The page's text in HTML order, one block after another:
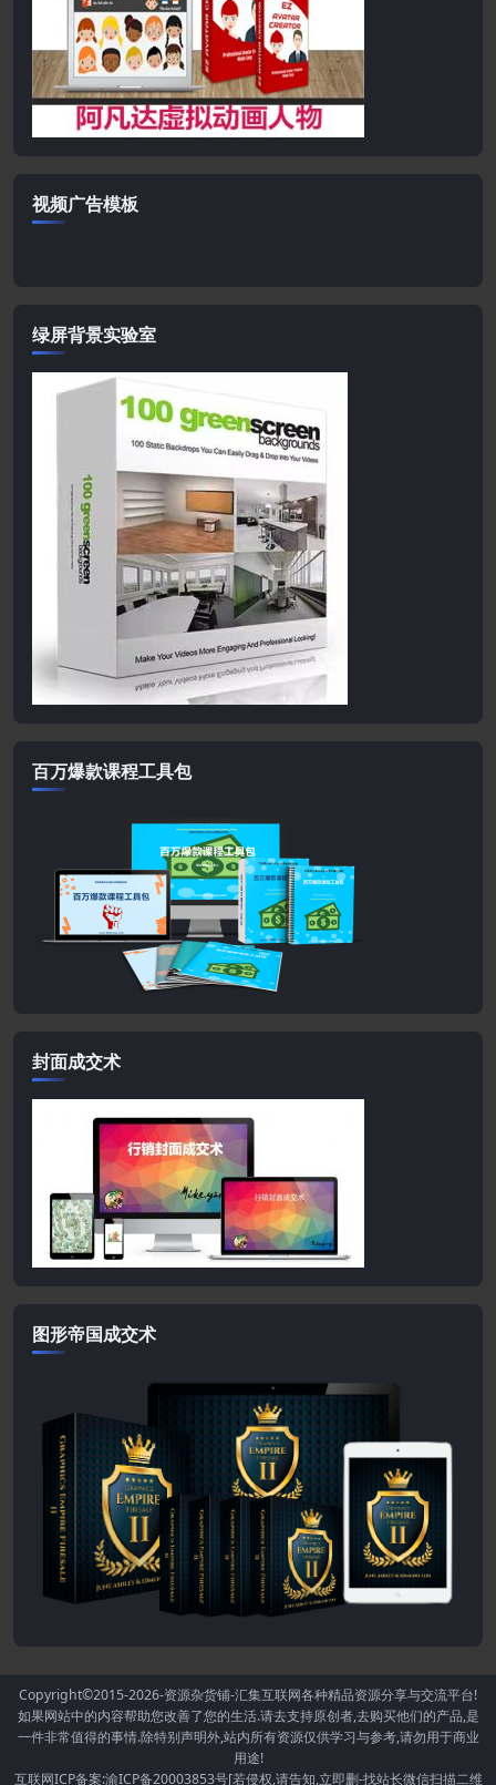
视频广告模板
绿屏背景实验室
百万爆款课程工具包
封面成交术
图形帝国成交术
Copyright©2015-2026-资源杂货铺-汇集互联网各种精品资源分享与交流平台!
如果网站中的内容帮助您改善了您的生活.请去支持原创者,去购买他们的产品,是
一件非常值得的事情.除特别声明外,站内所有资源仅供学习与参考,请勿用于商业
用途!
互联网ICP备案:渝ICP备20003853号[若侵权,请告知,立即删-找站长微信扫描二维